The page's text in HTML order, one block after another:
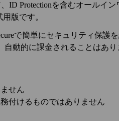
ID Protectionを含むオールイン
版です。
で簡単にセキュリティ保護
動的に課金されることはあり
せん
付けるものではありません